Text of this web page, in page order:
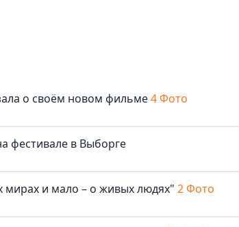
о своём новом фильме4 Фото
фестивале в Выборге
и мало – о живых людях" 2 Фото